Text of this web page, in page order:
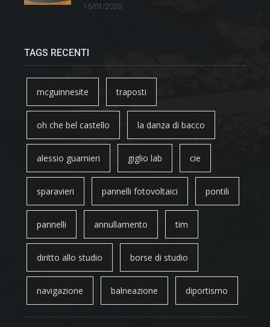
16/01/2020
TAGS RECENTI
mcguinnesite traposti
oh che bel castello la danza di bacco
alessio guarnieri giglio lab cie
sparavieri pannelli fotovoltaici pontili
pannelli annullamento tim
diritto allo studio borse di studio
navigazione balneazione diportismo